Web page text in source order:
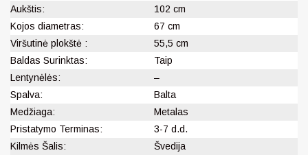
Aukštis:
102 cm
Kojos diametras:
67 cm
Viršutinė plokštė :
55,5 cm
Baldas Surinktas:
Taip
Lentynėlės:
–
Spalva:
Balta
Medžiaga:
Metalas
Pristatymo Terminas:
3-7 d.d.
Kilmės Šalis:
Švedija